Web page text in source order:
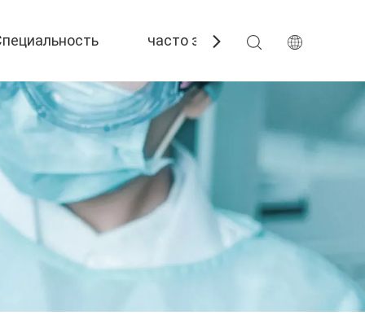
часто задаваемые вопросы